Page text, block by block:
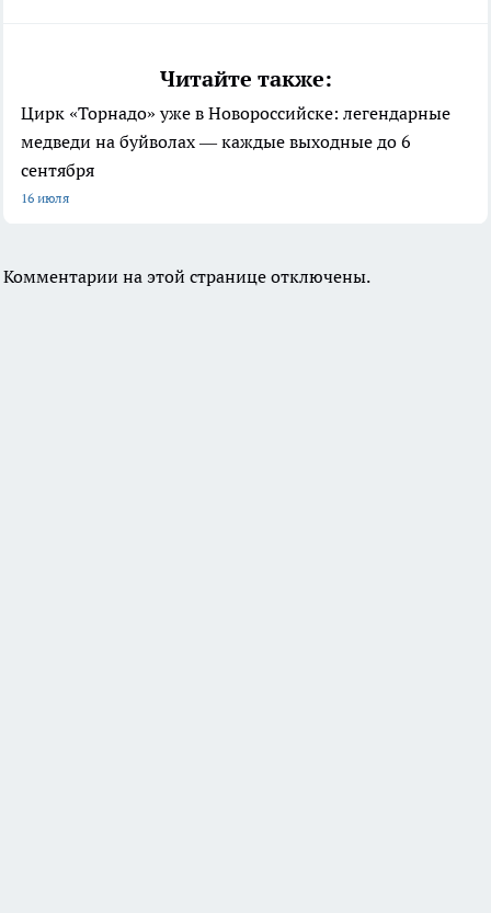
Читайте также:
Цирк «Торнадо» уже в Новороссийске: легендарные
медведи на буйволах — каждые выходные до 6
сентября
16 июля
Комментарии на этой странице отключены.